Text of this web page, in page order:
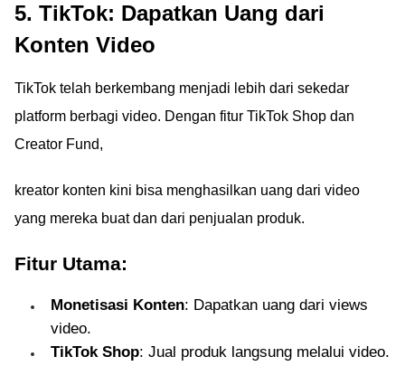
Ã¢ÂÂ tapi ada 8
alternatif legit terbukti
bayar: MAGER,
Surveyon, JAKPAT,
5. TikTok: Dapatkan Uang dari
Konten Video
TikTok telah berkembang menjadi lebih dari sekedar
platform berbagi video. Dengan fitur TikTok Shop dan
Creator Fund,
kreator konten kini bisa menghasilkan uang dari video
yang mereka buat dan dari penjualan produk.
Fitur Utama:
Monetisasi Konten: Dapatkan uang dari views
video.
TikTok Shop: Jual produk langsung melalui video.